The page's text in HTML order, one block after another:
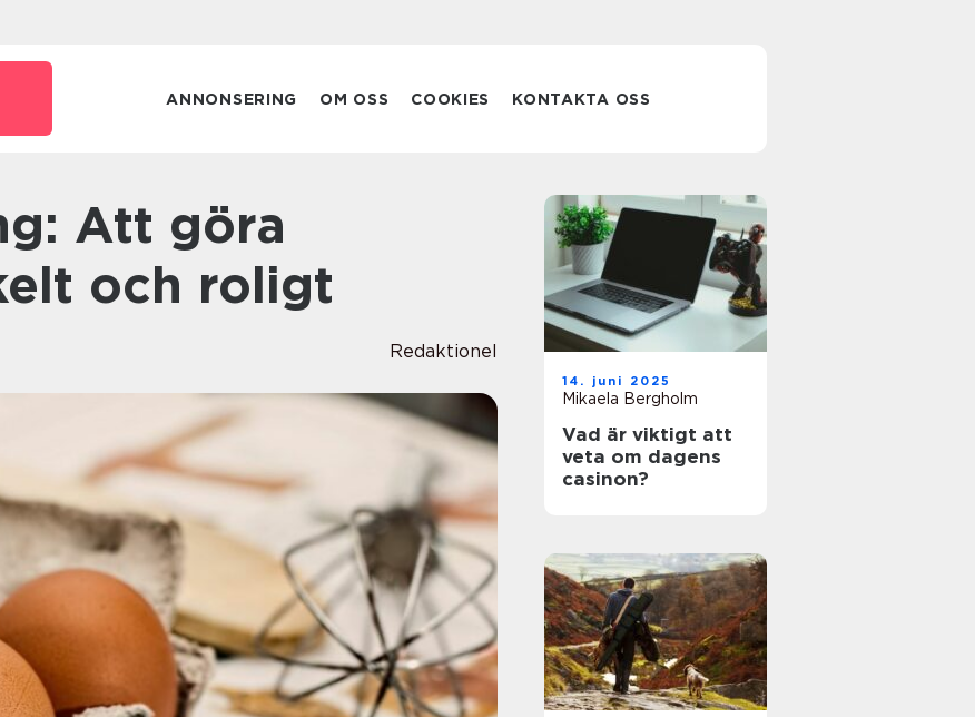
ANNONSERING OM OSS COOKIES KONTAKTA OSS
och roligt
Redaktionel
14. juni 2025
Mikaela Bergholm
Vad är viktigt att
veta om dagens
casinon?